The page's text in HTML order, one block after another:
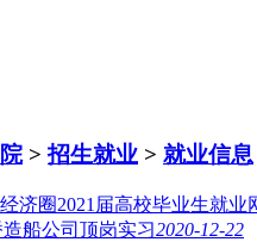
>招生就业 > 就业信息
济圈2021届高校毕业生就业
船公司顶岗实习2020-12-22